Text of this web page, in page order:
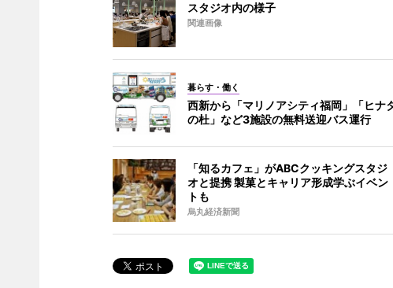
スタジオ内の様子
関連画像
暮らす・働く
西新から「マリノアシティ福岡」「ヒナ
の杜」など3施設の無料送迎バス運行
「知るカフェ」がABCクッキングスタジ
オと提携 製菓とキャリア形成学ぶイベン
トも
烏丸経済新聞